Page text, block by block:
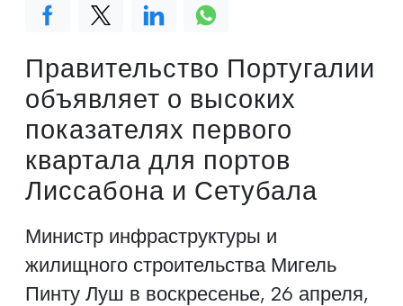
Правительство Португалии
объявляет о высоких
показателях первого
квартала для портов
Лиссабона и Сетубала
Министр инфраструктуры и
жилищного строительства Мигель
Пинту Луш в воскресенье, 26 апреля,